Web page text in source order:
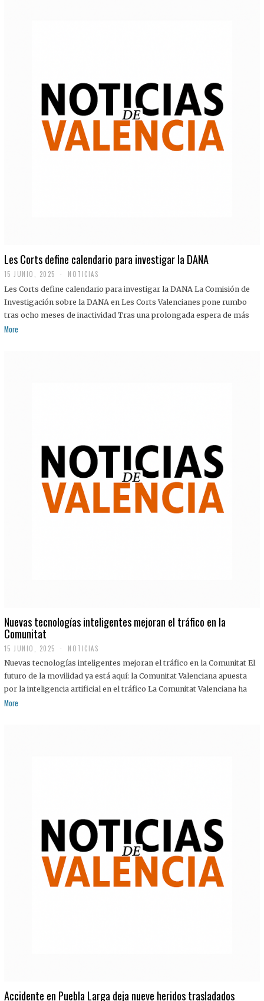
Les Corts define calendario para investigar la DANA
15 JUNIO, 2025 NOTICIAS
Les Corts define calendario para investigar la DANA La Comisión de
Investigación sobre la DANA en Les Corts Valencianes pone rumbo
tras ocho meses de inactividad Tras una prolongada espera de más
More
Nuevas tecnologías inteligentes mejoran el tráfico en la
Comunitat
15 JUNIO, 2025 NOTICIAS
Nuevas tecnologías inteligentes mejoran el tráfico en la Comunitat El
futuro de la movilidad ya está aquí: la Comunitat Valenciana apuesta
por la inteligencia artificial en el tráfico La Comunitat Valenciana ha
More
Accidente en Puebla Larga deja nueve heridos trasladados